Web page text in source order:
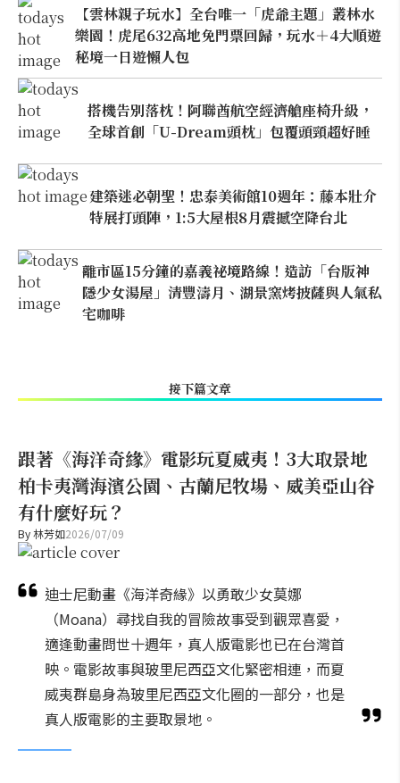
【雲林親子玩水】全台唯一「虎爺主題」叢林水
樂園！虎尾632高地免門票回歸，玩水＋4大順遊
秘境一日遊懶人包
搭機告別落枕！阿聯酋航空經濟艙座椅升級，
全球首創「U-Dream頭枕」包覆頭頸超好睡
建築迷必朝聖！忠泰美術館10週年：藤本壯介
特展打頭陣，1:5大屋根8月震撼空降台北
離市區15分鐘的嘉義祕境路線！造訪「台版神
隱少女湯屋」清豐濤月、湖景窯烤披薩與人氣私
宅咖啡
接下篇文章
跟著《海洋奇緣》電影玩夏威夷！3大取景地
柏卡夷灣海濱公園、古蘭尼牧場、威美亞山谷
有什麼好玩？
By林芳如2026/07/09
迪士尼動畫《海洋奇緣》以勇敢少女莫娜
（Moana）尋找自我的冒險故事受到觀眾喜愛，
適逢動畫問世十週年，真人版電影也已在台灣首
映。電影故事與玻里尼西亞文化緊密相連，而夏
威夷群島身為玻里尼西亞文化圈的一部分，也是
真人版電影的主要取景地。